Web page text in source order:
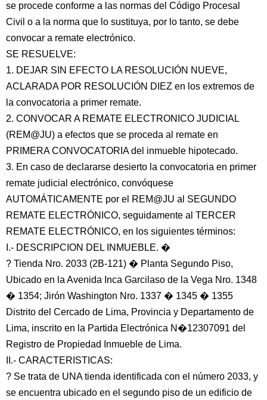
se procede conforme a las normas del Código Procesal
Civil o a la norma que lo sustituya, por lo tanto, se debe
convocar a remate electrónico.
SE RESUELVE:
1. DEJAR SIN EFECTO LA RESOLUCIÓN NUEVE,
ACLARADA POR RESOLUCIÓN DIEZ en los extremos de
la convocatoria a primer remate.
2. CONVOCAR A REMATE ELECTRONICO JUDICIAL
(REM@JU) a efectos que se proceda al remate en
PRIMERA CONVOCATORIA del inmueble hipotecado.
3. En caso de declararse desierto la convocatoria en primer
remate judicial electrónico, convóquese
AUTOMÁTICAMENTE por el REM@JU al SEGUNDO
REMATE ELECTRÓNICO, seguidamente al TERCER
REMATE ELECTRÓNICO, en los siguientes términos:
I.- DESCRIPCION DEL INMUEBLE. �
? Tienda Nro. 2033 (2B-121) � Planta Segundo Piso,
Ubicado en la Avenida Inca Garcilaso de la Vega Nro. 1348
� 1354; Jirón Washington Nro. 1337 � 1345 � 1355
Distrito del Cercado de Lima, Provincia y Departamento de
Lima, inscrito en la Partida Electrónica N�12307091 del
Registro de Propiedad Inmueble de Lima.
II.- CARACTERISTICAS:
? Se trata de UNA tienda identificada con el número 2033, y
se encuentra ubicado en el segundo piso de un edificio de